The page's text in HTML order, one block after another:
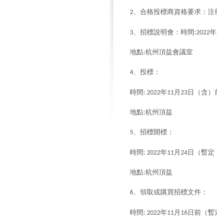
2、合格投標商資格要求：
3、招標說明會：時間 :2022年
地點:杭州頂益會議室
4、投標：
時間 : 2022年11月 23 日（含
地點:杭州頂益
5、招標開標：
時間 : 2022年11月 24 日（暫
地點:杭州頂益
6、領取或購買招標文件：
時間 : 2022年11月 16 日前（